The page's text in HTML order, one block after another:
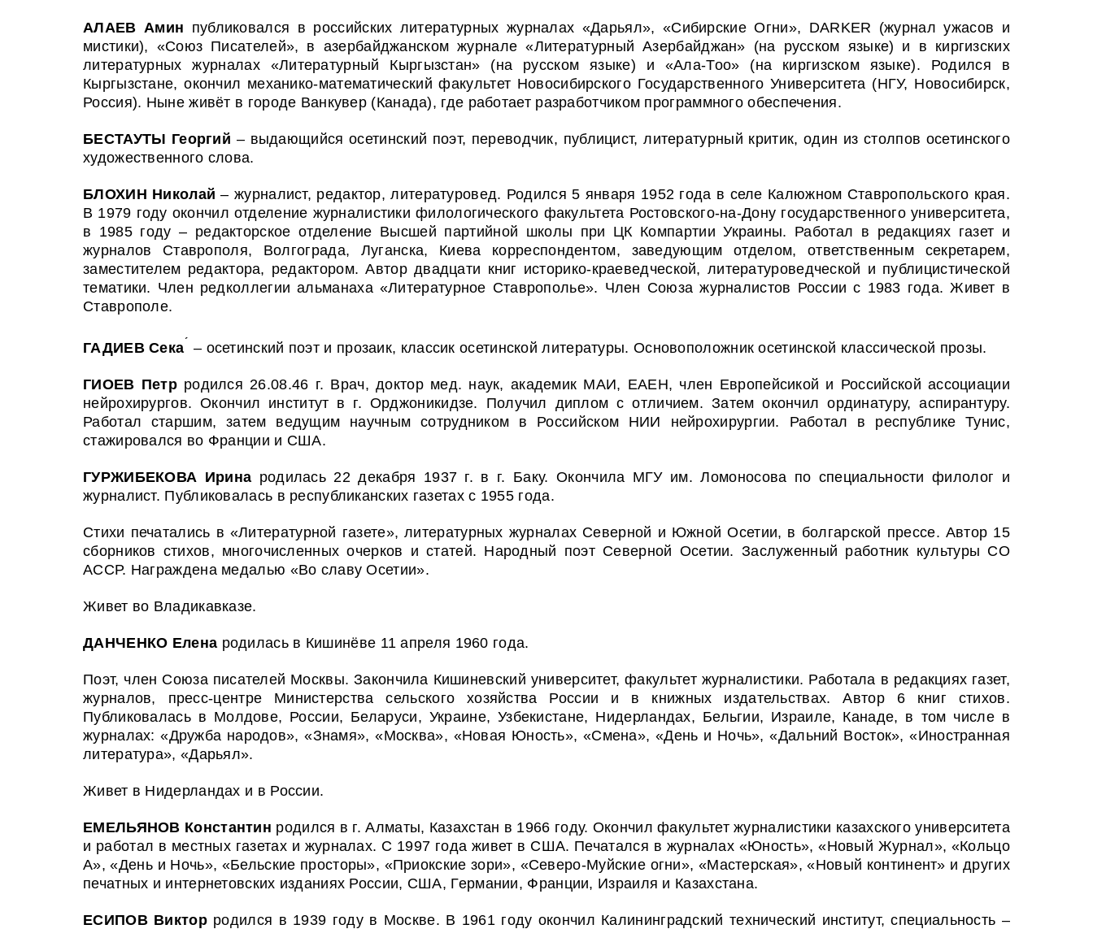
АЛАЕВ Амин публиковался в российских литературных журналах «Дарьял», «Сибирские Огни», DARKER (журнал ужасов и
мистики), «Союз Писателей», в азербайджанском журнале «Литературный Азербайджан» (на русском языке) и в киргизских
литературных журналах «Литературный Кыргызстан» (на русском языке) и «Ала-Тоо» (на киргизском языке). Родился в
Кыргызстане, окончил механико-математический факультет Новосибирского Государственного Университета (НГУ, Новосибирск,
Россия). Ныне живёт в городе Ванкувер (Канада), где работает разработчиком программного обеспечения.
БЕСТАУТЫ Георгий – выдающийся осетинский поэт, переводчик, публицист, литературный критик, один из столпов осетинского
художественного слова.
БЛОХИН Николай – журналист, редактор, литературовед. Родился 5 января 1952 года в селе Калюжном Ставропольского края.
В 1979 году окончил отделение журналистики филологического факультета Ростовского-на-Дону государственного университета,
в 1985 году – редакторское отделение Высшей партийной школы при ЦК Компартии Украины. Работал в редакциях газет и
журналов Ставрополя, Волгограда, Луганска, Киева корреспондентом, заведующим отделом, ответственным секретарем,
заместителем редактора, редактором. Автор двадцати книг историко-краеведческой, литературоведческой и публицистической
тематики. Член редколлегии альманаха «Литературное Ставрополье». Член Союза журналистов России с 1983 года. Живет в
Ставрополе.
ГАДИЕВ Секаˊ – осетинский поэт и прозаик, классик осетинской литературы. Основоположник осетинской классической прозы.
ГИОЕВ Петр родился 26.08.46 г. Врач, доктор мед. наук, академик МАИ, ЕАЕН, член Европейсикой и Российской ассоциации
нейрохирургов. Окончил институт в г. Орджоникидзе. Получил диплом с отличием. Затем окончил ординатуру, аспирантуру.
Работал старшим, затем ведущим научным сотрудником в Российском НИИ нейрохирургии. Работал в республике Тунис,
стажировался во Франции и США.
ГУРЖИБЕКОВА Ирина родилась 22 декабря 1937 г. в г. Баку. Окончила МГУ им. Ломоносова по специальности филолог и
журналист. Публиковалась в республиканских газетах с 1955 года.
Стихи печатались в «Литературной газете», литературных журналах Северной и Южной Осетии, в болгарской прессе. Автор 15
сборников стихов, многочисленных очерков и статей. Народный поэт Северной Осетии. Заслуженный работник культуры СО
АССР. Награждена медалью «Во славу Осетии».
Живет во Владикавказе.
ДАНЧЕНКО Елена родилась в Кишинёве 11 апреля 1960 года.
Поэт, член Союза писателей Москвы. Закончила Кишиневский университет, факультет журналистики. Работала в редакциях газет,
журналов, пресс-центре Министерства сельского хозяйства России и в книжных издательствах. Автор 6 книг стихов.
Публиковалась в Молдове, России, Беларуси, Украине, Узбекистане, Нидерландах, Бельгии, Израиле, Канаде, в том числе в
журналах: «Дружба народов», «Знамя», «Москва», «Новая Юность», «Смена», «День и Ночь», «Дальний Восток», «Иностранная
литература», «Дарьял».
Живет в Нидерландах и в России.
ЕМЕЛЬЯНОВ Константин родился в г. Алматы, Казахстан в 1966 году. Окончил факультет журналистики казахского университета
и работал в местных газетах и журналах. С 1997 года живет в США. Печатался в журналах «Юность», «Новый Журнал», «Кольцо
А», «День и Ночь», «Бельские просторы», «Приокские зори», «Северо-Муйские огни», «Мастерская», «Новый континент» и других
печатных и интернетовских изданиях России, США, Германии, Франции, Израиля и Казахстана.
ЕСИПОВ Виктор родился в 1939 году в Москве. В 1961 году окончил Калининградский технический институт, специальность –